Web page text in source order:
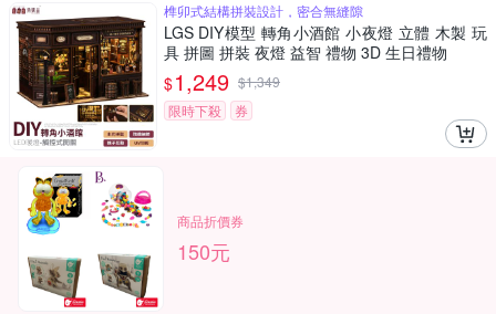
榫卯式結構拼裝設計，密合無縫隙
LGS DIY模型 轉角小酒館 小夜燈 立體 木製 玩
具 拼圖 拼裝 夜燈 益智 禮物 3D 生日禮物
$1,249 $1,349
限時下殺
券
商品折價券
150元